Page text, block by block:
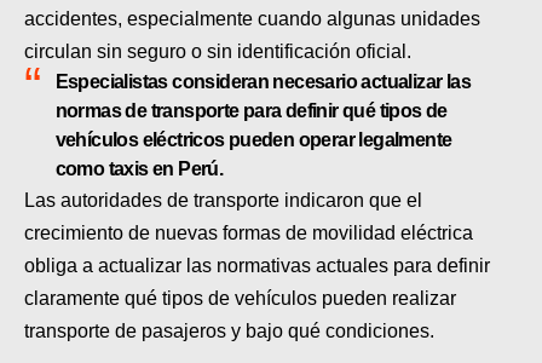
accidentes, especialmente cuando algunas unidades
circulan sin seguro o sin identificación oficial.
Especialistas consideran necesario actualizar las
normas de transporte para definir qué tipos de
vehículos eléctricos pueden operar legalmente
como taxis en Perú.
Las autoridades de transporte indicaron que el
crecimiento de nuevas formas de movilidad eléctrica
obliga a actualizar las normativas actuales para definir
claramente qué tipos de vehículos pueden realizar
transporte de pasajeros y bajo qué condiciones.